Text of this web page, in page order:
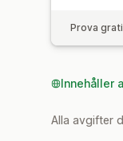
Prova
Innehåller
Alla avgifter